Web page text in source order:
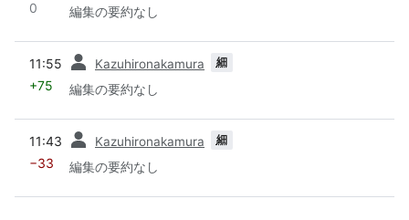
0 編集の要約なし
11:55 Kazuhironakamura 細
+75 編集の要約なし
11:43 Kazuhironakamura 細
−33 編集の要約なし